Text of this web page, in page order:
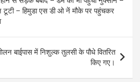
टूटी – हिमुडा एस डी ओ नें मौके पर पहुंचकर
बाईपास में निशुल्क तुलसी के पौधे वितरित
किए गए।